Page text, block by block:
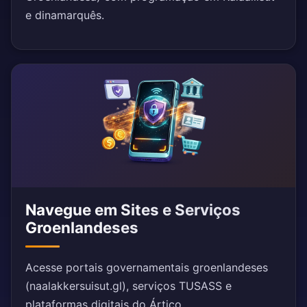
e dinamarquês.
Navegue em Sites e Serviços
Groenlandeses
Acesse portais governamentais groenlandeses
(naalakkersuisut.gl), serviços TUSASS e